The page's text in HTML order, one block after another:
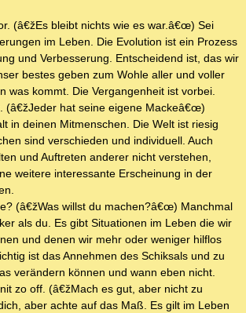
(â€žEs bleibt nichts wie es war.â€œ) Sei
im Leben. Die Evolution ist ein Prozess
und Verbesserung. Entscheidend ist, das wir
bestes geben zum Wohle aller und voller
was kommt. Die Vergangenheit ist vorbei.
(â€žJeder hat seine eigene Mackeâ€œ)
in deinen Mitmenschen. Die Welt ist riesig
sind verschieden und individuell. Auch
und Auftreten anderer nicht verstehen,
weitere interessante Erscheinung in der
(â€žWas willst du machen?â€œ) Manchmal
als du. Es gibt Situationen im Leben die wir
und denen wir mehr oder weniger hilflos
ist das Annehmen des Schiksals und zu
verändern können und wann eben nicht.
zo off. (â€žMach es gut, aber nicht zu
aber achte auf das Maß. Es gilt im Leben